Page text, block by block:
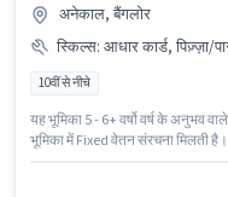
अनेकाल, बैंगलोर
स्किल्स: आधार कार्ड, पिज़्ज़ा/पास्ता, तंदूर, मल्टी कुज़ीन, नॉर्थ
10वीं से नीचे
यह भूमिका 5 - 6+ वर्षो वर्ष के अनुभव
भूमिका में Fixed वेतन संरचना मिलती